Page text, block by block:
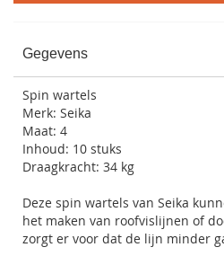
Gegevens
Spin wartels
Merk: Seika
Maat: 4
Inhoud: 10 stuks
Draagkracht: 34 kg
Deze spin wartels van Seika
het maken van roofvislijnen of
zorgt er voor dat de lijn minder